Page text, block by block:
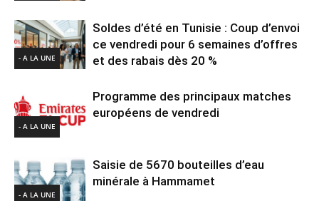
- A LA UNE
Soldes d’été en Tunisie : Coup d’envoi
ce vendredi pour 6 semaines d’offres
et des rabais dès 20 %
- A LA UNE
Programme des principaux matches
européens de vendredi
- A LA UNE
Saisie de 5670 bouteilles d’eau
minérale à Hammamet